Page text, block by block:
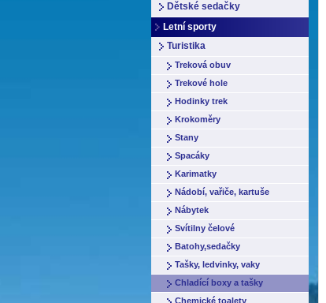
Dětské sedačky
Letní sporty
Turistika
Treková obuv
Trekové hole
Hodinky trek
Krokoměry
Stany
Spacáky
Karimatky
Nádobí, vařiče, kartuše
Nábytek
Svítilny čelové
Batohy,sedačky
Tašky, ledvinky, vaky
Chladící boxy a tašky
Chemické toalety